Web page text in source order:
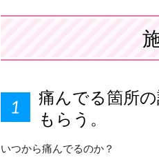
痛んでる箇所
もらう。
いつから痛んでるのか？